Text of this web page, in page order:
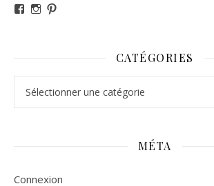
Voir le profil de revesdefripouilles sur
Voir le profil de
CATÉGORIES
MÉTA
Connexion